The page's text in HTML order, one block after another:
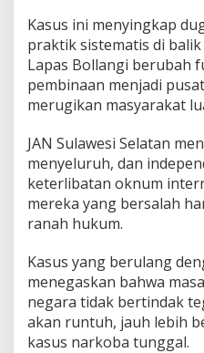
e
r
e
n
t
h
Kasus ini menyingkap
praktik sistematis di
Lapas Bollangi berubah
pembinaan menjadi
merugikan masyarakat
JAN Sulawesi Selatan
menyeluruh, dan
keterlibatan oknum
mereka yang bersalah
ranah hukum.
Kasus yang berulang
menegaskan bahwa
negara tidak bertindak
akan runtuh, jauh lebih
kasus narkoba tunggal.